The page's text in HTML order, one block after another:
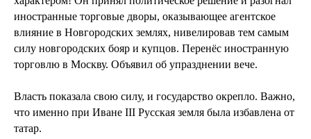
иностранные торговые дворы, оказывающее агентское
влияние в Новгородских землях, нивелировав тем самым
силу новгородских бояр и купцов. Перенёс иностранную
торговлю в Москву. Объявил об упразднении вече.
Власть показала свою силу, и государство окрепло. Важно,
что именно при Иване III Русская земля была избавлена от
татар.